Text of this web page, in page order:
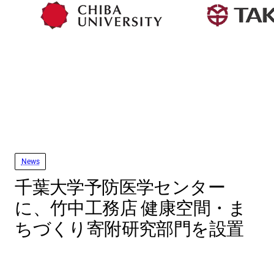
News
千葉大学予防医学センター
に、竹中工務店 健康空間・ま
ちづくり寄附研究部門を設置